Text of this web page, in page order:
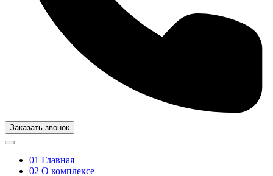
Заказать звонок
01 Главная
02 О комплексе